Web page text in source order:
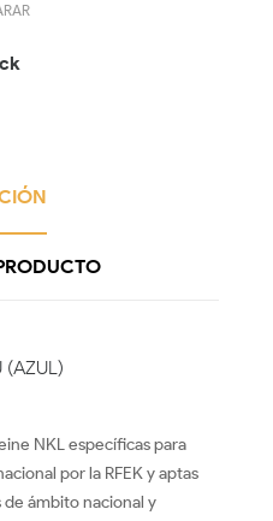
(AZUL)
NKL específicas para
por la RFEK y aptas
ámbito nacional y